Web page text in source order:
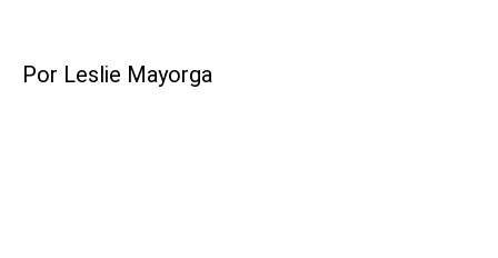
Por Leslie Mayorga